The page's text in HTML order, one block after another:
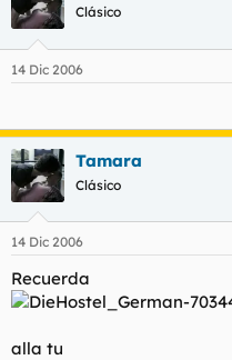
Clásico
14 Dic 2006
Tamara
Clásico
14 Dic 2006
Recuerda
alla tu